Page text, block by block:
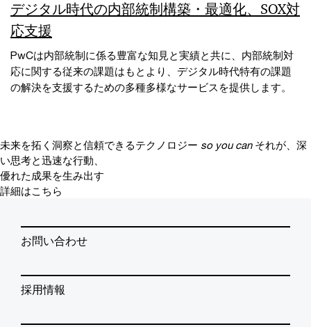
デジタル時代の内部統制構築・最適化、SOX対
応支援
PwCは内部統制に係る豊富な知見と実績と共に、内部統制対
応に関する従来の課題はもとより、デジタル時代特有の課題
の解決を支援するための多種多様なサービスを提供します。
未来を拓く洞察と信頼できるテクノロジー so you can それが、深
い思考と迅速な行動、
優れた成果を生み出す
詳細はこちら
お問い合わせ
採用情報